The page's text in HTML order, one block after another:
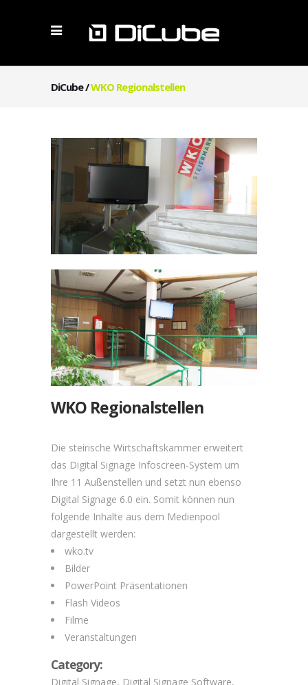
DiCube/WKO Regionalstellen
WKO Regionalstellen
Die steirische Wirtschaftskammer erweitert
das Digital Signage Infoscreen-System um
Ihre 11 Außenstellen und setzt nun ebenso
Digital Signage 6.0 ein. Somit können nun
folgende Inhalte aus dem Medienpool
dargestellt werden:
wko.tv
Bilder
PowerPoint Präsentationen
Flash Videos
Filme
Veranstaltungen
Category:
Digital Signage, Digital Signage Software,